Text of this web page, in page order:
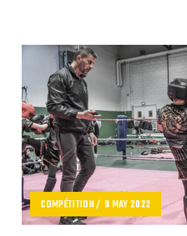
COMPÉTITION 9 MAY 2022